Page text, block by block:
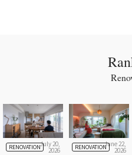
RENOVATIONJuly 20,
2026 RENOVATIONJune 22,
2026